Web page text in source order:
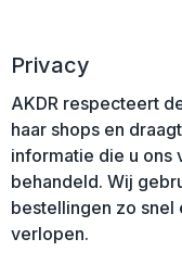
Privacy
AKDR respecteert
haar shops en
informatie die u
behandeld. Wij
bestellingen zo
verlopen.